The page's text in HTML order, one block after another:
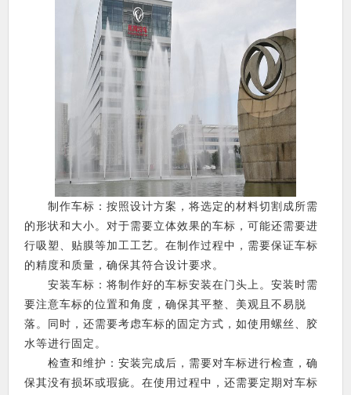
制作车标：按照设计方案，将选定的材料切割成所需
的形状和大小。对于需要立体效果的车标，可能还需要进
行吸塑、贴膜等加工工艺。在制作过程中，需要保证车标
的精度和质量，确保其符合设计要求。
安装车标：将制作好的车标安装在门头上。安装时需
要注意车标的位置和角度，确保其平整、美观且不易脱
落。同时，还需要考虑车标的固定方式，如使用螺丝、胶
水等进行固定。
检查和维护：安装完成后，需要对车标进行检查，确
保其没有损坏或瑕疵。在使用过程中，还需要定期对车标